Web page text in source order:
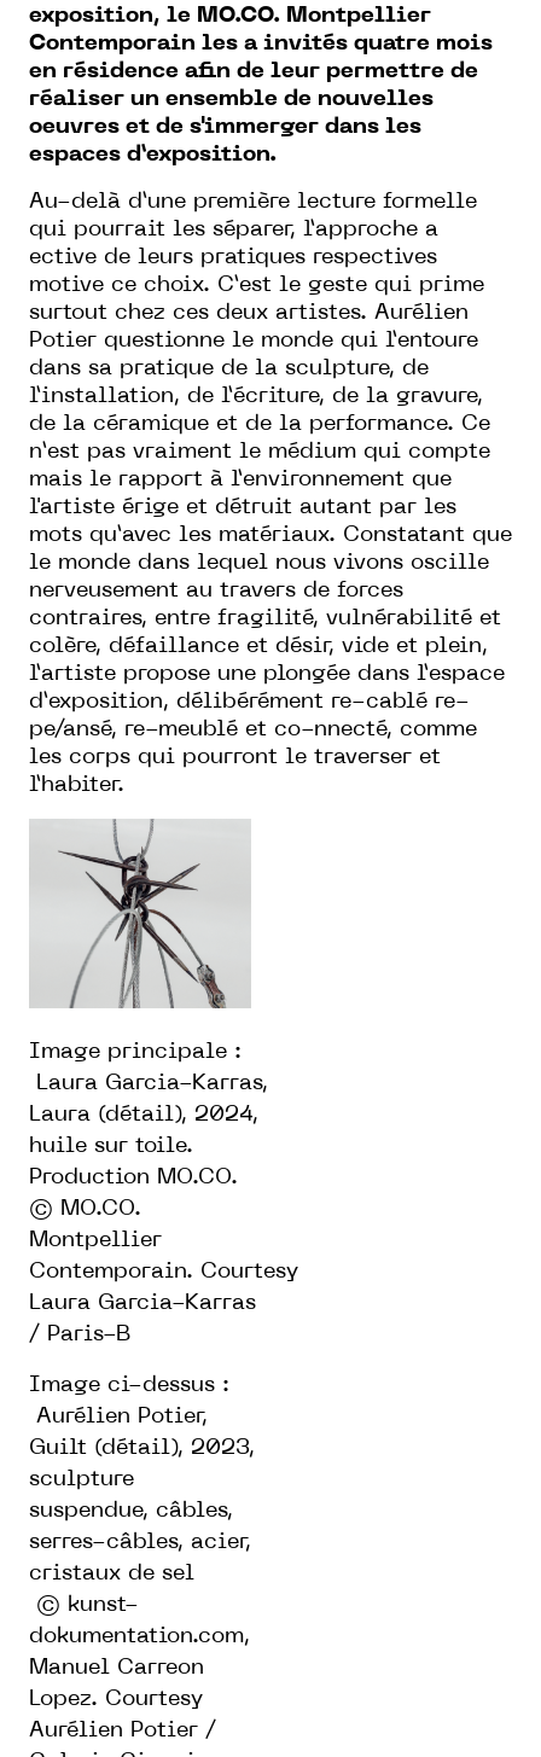
exposition, le MO.CO. Montpellier
Contemporain les a invités quatre mois
en résidence afin de leur permettre de
réaliser un ensemble de nouvelles
oeuvres et de s'immerger dans les
espaces d’exposition.
Au-delà d’une première lecture formelle
qui pourrait les séparer, l’approche a
ective de leurs pratiques respectives
motive ce choix. C’est le geste qui prime
surtout chez ces deux artistes. Aurélien
Potier questionne le monde qui l’entoure
dans sa pratique de la sculpture, de
l’installation, de l’écriture, de la gravure,
de la céramique et de la performance. Ce
n’est pas vraiment le médium qui compte
mais le rapport à l’environnement que
l'artiste érige et détruit autant par les
mots qu’avec les matériaux. Constatant que
le monde dans lequel nous vivons oscille
nerveusement au travers de forces
contraires, entre fragilité, vulnérabilité et
colère, défaillance et désir, vide et plein,
l’artiste propose une plongée dans l’espace
d’exposition, délibérément re-cablé re-
pe/ansé, re-meublé et co-nnecté, comme
les corps qui pourront le traverser et
l’habiter.
Image principale :
Laura Garcia-Karras,
Laura (détail), 2024,
huile sur toile.
Production MO.CO.
© MO.CO.
Montpellier
Contemporain. Courtesy
Laura Garcia-Karras
/ Paris-B
Image ci-dessus :
Aurélien Potier,
Guilt (détail), 2023,
sculpture
suspendue, câbles,
serres-câbles, acier,
cristaux de sel
© kunst-
dokumentation.com,
Manuel Carreon
Lopez. Courtesy
Aurélien Potier /